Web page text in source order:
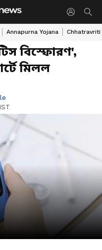
Annapurna Yojana Chhatravriti
বিস্ফোরণ',
মিলল